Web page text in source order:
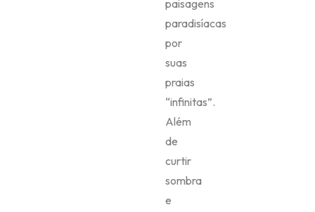
paisagens
paradisíacas
por
suas
praias
“infinitas”.
Além
de
curtir
sombra
e